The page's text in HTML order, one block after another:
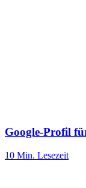
Google-Profil
10 Min. Lesezeit